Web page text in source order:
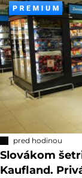
pred hodinou
Slovákom
Kaufland.